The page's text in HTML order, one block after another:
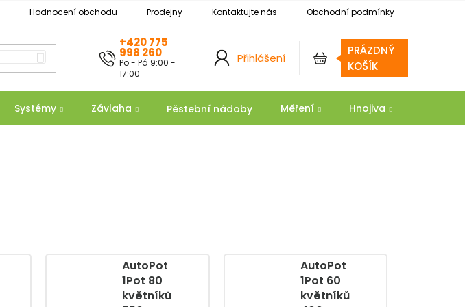
Hodnocení obchodu Prodejny Kontaktujte nás
Obchodní podmínky
+420 775
998 260
Po - Pá 9:00 -
17:00
Přihlášení
NÁKUPNÍ
KOŠÍK
PRÁZDNÝ
KOŠÍK
Systémy Závlaha Pěstební nádoby Měření Hnojiva
AutoPot
1Pot 80
květníků
AutoPot
1Pot 60
květníků